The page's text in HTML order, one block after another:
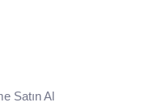
Satın Al